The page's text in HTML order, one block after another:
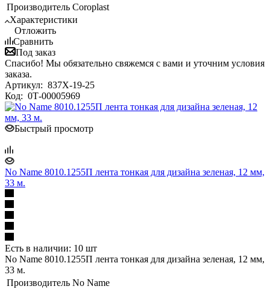
Производитель Coroplast
Характеристики
Отложить
Сравнить
Под заказ
Спасибо! Мы обязательно свяжемся с вами и уточним условия
заказа.
Артикул: 837X-19-25
Код: 0Т-00005969
Быстрый просмотр
No Name 8010.1255П лента тонкая для дизайна зеленая, 12 мм,
33 м.
Есть в наличии: 10 шт
No Name 8010.1255П лента тонкая для дизайна зеленая, 12 мм,
33 м.
Производитель No Name